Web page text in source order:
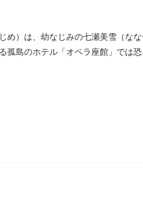
め）は、幼なじみの七瀬美雪（な
島のホテル「オペラ座館」では恐